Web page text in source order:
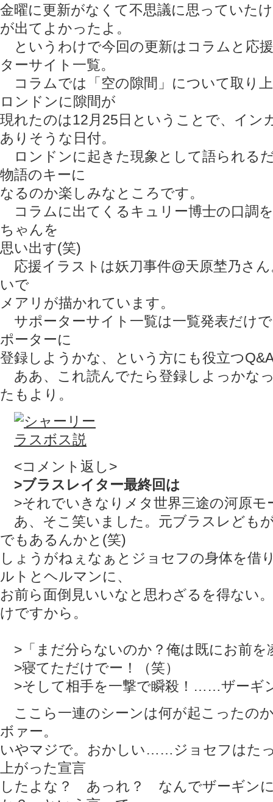
金曜に更新がなくて不思議に思っていた
が出てよかったよ。
というわけで今回の更新はコラムと応
ターサイト一覧。
コラムでは「空の隙間」について取り
ロンドンに隙間が
現れたのは12月25日ということで、イン
ありそうな日付。
ロンドンに起きた現象として語られる
物語のキーに
なるのか楽しみなところです。
コラムに出てくるキュリー博士の口調
ちゃんを
思い出す(笑)
応援イラストは妖刀事件@天原埜乃さ
いで
メアリが描かれています。
サポーターサイト一覧は一覧発表だけ
ポーターに
登録しようかな、という方にも役立つ
ああ、これ読んでたら登録しよっかな
たもより。
<コメント返し>
>ブラスレイター最終回は
>それでいきなりメタ世界三途の河原モ
あ、そこ笑いました。元ブラスレども
でもあるんかと(笑)
しょうがねぇなぁとジョセフの身体を借
ルトとヘルマンに、
お前ら面倒見いいなと思わざるを得ない
けですから。
>「まだ分らないのか？俺は既にお前を
>寝てただけでー！（笑）
>そして相手を一撃で瞬殺！……ザーギ
ここら一連のシーンは何が起こったの
ボァー。
いやマジで。おかしい……ジョセフはた
上がった宣言
したよな？ あっれ？ なんでザーギン